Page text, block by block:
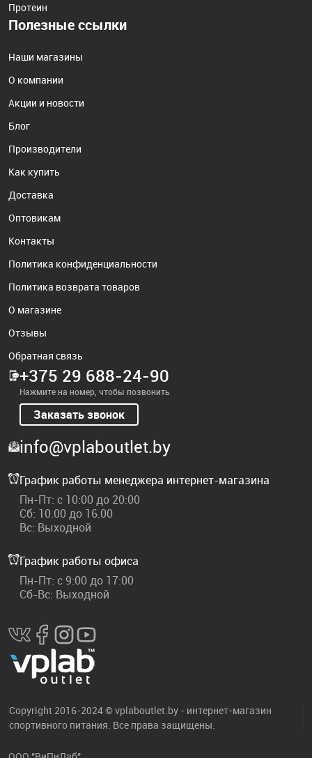
Протеин
Полезные ссылки
Наши магазины
О компании
Акции и новости
Блог
Производители
Как купить
Доставка
Оптовикам
Контакты
Политика конфиденциальности
Политика возврата товаров
О магазине
Отзывы
Обратная связь
+375 29 688-24-90
Нажмите на номер, чтобы позвонить
Заказать звонок
info@vplaboutlet.by
График работы менеджера интернет-магазина
Пн-Пт: с 10:00 до 20:00
Сб: 10.00 до 16.00
Вс: Выходной
График работы офиса
Пн-Пт: с 9:00 до 17:00
Сб-Вс: Выходной
Copyright 2016-2024 © vplaboutlet.by - интернет-магазин
спортивного питания. Все права защищены.